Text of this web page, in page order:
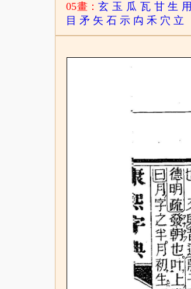
05畫：玄 玉 瓜 瓦 甘 生 用
目 矛 矢 石 示 禸 禾 穴 立